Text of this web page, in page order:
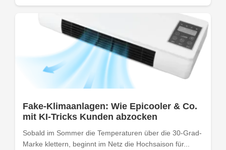
Fake-Klimaanlagen: Wie Epicooler & Co.
mit KI-Tricks Kunden abzocken
Sobald im Sommer die Temperaturen über die 30-Grad-
Marke klettern, beginnt im Netz die Hochsaison für...